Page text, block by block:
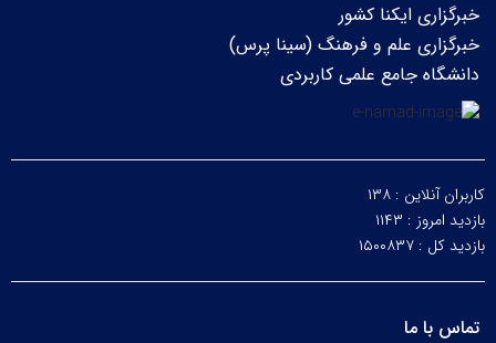
خبرگزاری ایکنا کشور
خبرگزاری علم و فرهنگ (سینا پرس)
دانشگاه جامع علمی کاربردی
کاربران آنلاین : ۱۳۸
بازدید امروز : ۱۱۴۳
بازدید کل : ۱۵۰۰۸۳۷
تماس با ما